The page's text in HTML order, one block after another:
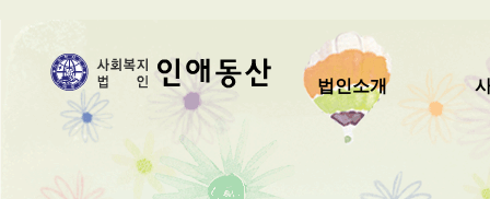
법인소개